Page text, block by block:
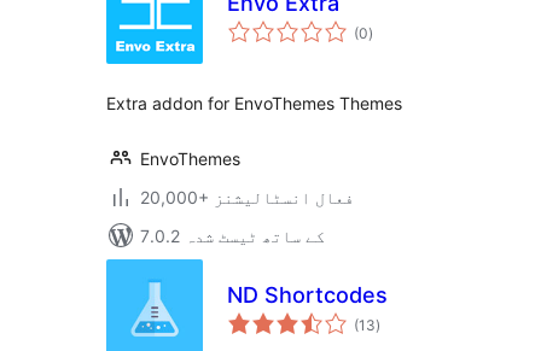
(0مجموعی
درجہ
)
Extra addon for EnvoThemes Themes
EnvoThemes
20,000+ فعال انسٹالیشنز
7.0.2 کے ساتھ ٹیسٹ شدہ
ND Shortcodes
(13مجموعی
درجہ
)